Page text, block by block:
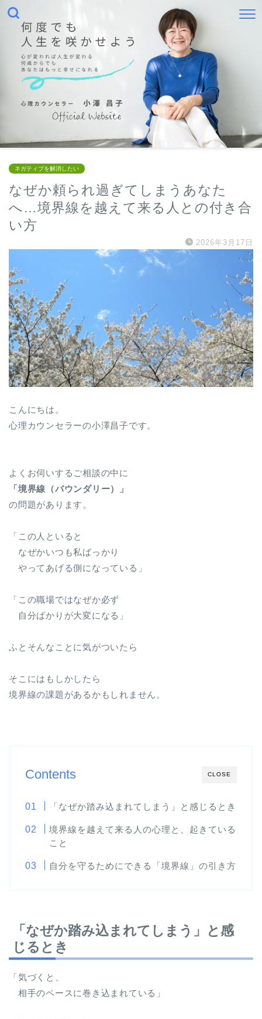
ネガティブを解消したい
なぜか頼られ過ぎてしまうあなた
へ…境界線を越えて来る人との付き合
い方
2026年3月17日
こんにちは。
心理カウンセラーの小澤昌子です。
よくお伺いするご相談の中に
「境界線（バウンダリー）」
の問題があります。
「この人といると
なぜかいつも私ばっかり
やってあげる側になっている」
「この職場ではなぜか必ず
自分ばかりが大変になる」
ふとそんなことに気がついたら
そこにはもしかしたら
境界線の課題があるかもしれません。
CLOSE
Contents
「なぜか踏み込まれてしまう」と感じるとき
境界線を越えて来る人の心理と、起きている
こと
自分を守るためにできる「境界線」の引き方
「なぜか踏み込まれてしまう」と感
じるとき
「気づくと、
相手のペースに巻き込まれている」